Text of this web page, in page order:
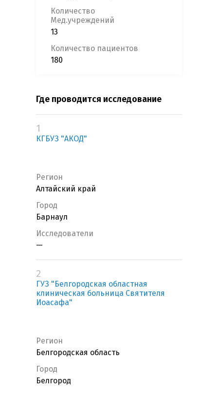
Количество
Мед.учреждений
13
Количество пациентов
180
Где проводится исследование
1
КГБУЗ "АКОД"
Регион
Алтайский край
Город
Барнаул
Исследователи
—
2
ГУЗ "Белгородская областная
клиническая больница Святителя
Иоасафа"
Регион
Белгородская область
Город
Белгород